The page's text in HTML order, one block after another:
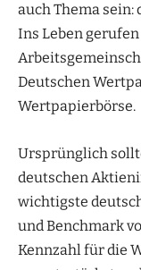
auch Thema sein:
Ins Leben
Deutschen
Wertpapierbörse.
Ursprünglich
deutschen
wichtigste
und Benchmark
Kennzahl für die